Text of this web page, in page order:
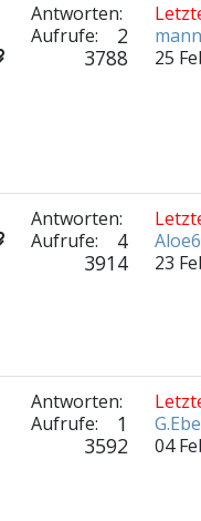
Antworten:
2
Aufrufe:
3788
25
Antworten:
4
Aufrufe:
3914
23
Antworten:
1
Aufrufe:
3592
04